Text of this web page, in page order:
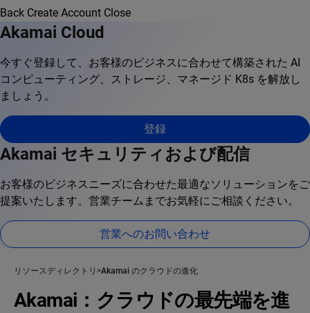
Back Create Account Close
Akamai Cloud
今すぐ登録して、お客様のビジネスに合わせて構築された AI
コンピューティング、ストレージ、マネージド K8s を解放し
ましょう。
登録
Akamai セキュリティおよび配信
お客様のビジネスニーズに合わせた最適なソリューションをご
提案いたします。営業チームまでお気軽にご相談ください。
営業へのお問い合わせ
リソースディレクトリ Akamai のクラウドの進化
Akamai：クラウドの最先端を進